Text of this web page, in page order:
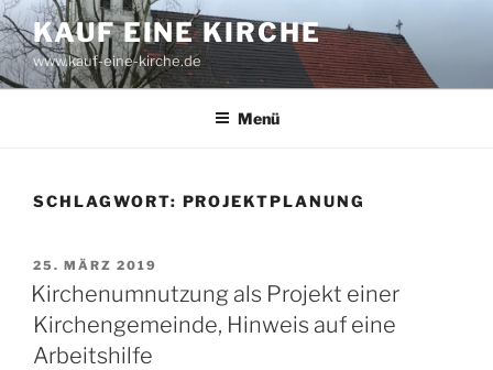
Zum
Inhalt
springen
KAUF EINE KIRCHE
www.kauf-eine-kirche.de
Menü
SCHLAGWORT: PROJEKTPLANUNG
VERÖFFENTLICHT
AM
25. MÄRZ 2019
Kirchenumnutzung als Projekt einer
Kirchengemeinde, Hinweis auf eine
Arbeitshilfe